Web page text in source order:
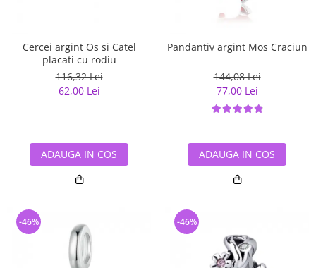
Cercei argint Os si Catel
placati cu rodiu
116,32 Lei
62,00 Lei
ADAUGA IN COS
Pandantiv argint Mos Craciun
144,08 Lei
77,00 Lei
ADAUGA IN COS
-46% -46%